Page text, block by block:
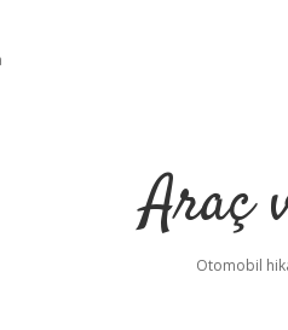
Araç
Otomobil